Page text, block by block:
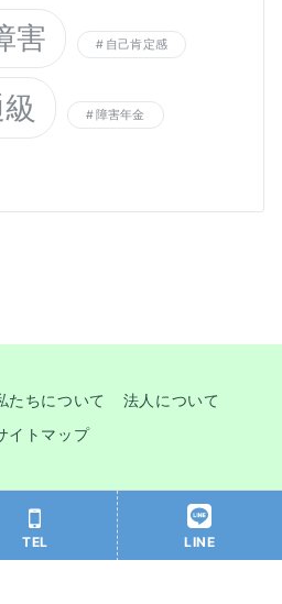
害 自己肯定感
障害年金
たちについて
法人について
イトマップ
Ｐメンター
TEL LINE